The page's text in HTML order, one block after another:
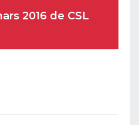
2016 de CSL